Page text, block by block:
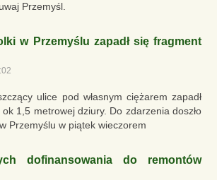
Przemyśl.
w Przemyślu zapadł się fragment
ulice pod własnym ciężarem zapadł
ok 1,5 metrowej dziury. Do zdarzenia doszło
Przemyślu w piątek wieczorem
dofinansowania do remontów